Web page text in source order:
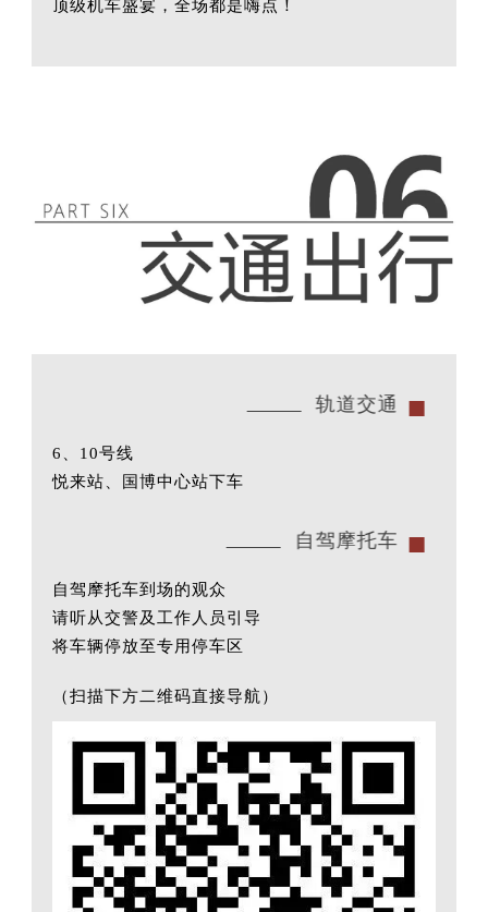
顶级机车盛宴，全场都是嗨点！
轨道交通
6、10号线
悦来站、国博中心站下车
自驾摩托车
自驾摩托车到场的观众
请听从交警及工作人员引导
将车辆停放至专用停车区
（扫描下方二维码直接导航）